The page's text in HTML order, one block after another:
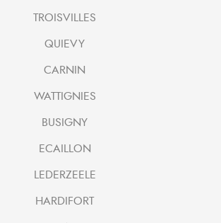
TROISVILLES
QUIEVY
CARNIN
WATTIGNIES
BUSIGNY
ECAILLON
LEDERZEELE
HARDIFORT